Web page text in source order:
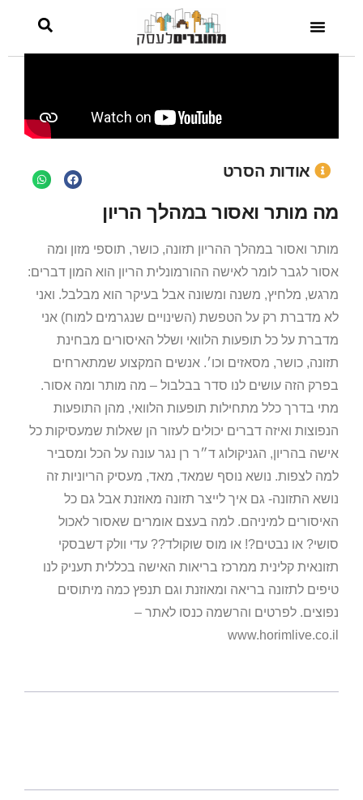
אודות הסרט
מה מותר ואסור במהלך הריון
מותר ואסור במהלך ההריון תזונה, כושר, תוספי מזון ומה
אסור לגבר לומר לאישה ההורמונלית הריון הוא המון דברים:
מרגש, מלחיץ, משנה ומשונה אבל בעיקר הוא מבלבל. ואני
לא מדברת רק על הטפשת (השינויים שנגרמים למוח) אני
מדברת על כל תופעות הלוואי ושלל האיסורים מבחינת
תזונה, כושר, מסאזים וכו׳. אנשים המקצוע שמתארחים
בפרק הזה עושים לנו סדר בבלבול – מה מותר ומה אסור.
מתי בדרך כלל מתחילות תופעות הלוואי, מהן התופעות
הנפוצות ואיזה דברים יכולים לעזור הן שאלות שמעסיקות כל
אישה בהריון, הגניקולוג ד״ר רן נגר עונה על הכל ומסביר
למה לצפות. נושא נוסף שמאד, מאד, מעסיק הריוניות זה
נושא התזונה- גם איך לייצר תזונה מאוזנת אבל גם כל
האיסורים למיניהם. למה בעצם אומרים שאסור לאכול
סושי? או נבטים?! או מוס שוקולד?? עדי וולק דשבסקי
תזונאית קלינית ממרכז בריאות האישה בכללית תעניק לנו
טיפים לתזונה בריאה ומאוזנת וגם תנפץ כמה מיתוסים
נפוצים. לפרטים והרשמה כנסו לאתר –
www.horimlive.co.il